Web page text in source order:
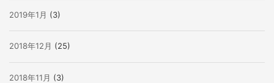
2019年1月 (3)
2018年12月 (25)
2018年11月 (3)